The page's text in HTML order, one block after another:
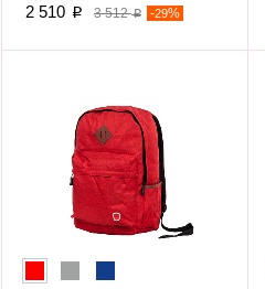
-29%
3 512p
2 510 p